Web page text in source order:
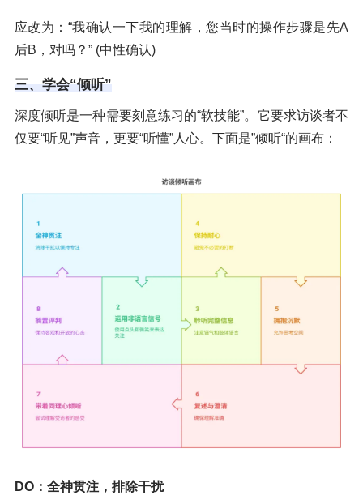
应改为：“我确认一下我的理解，您当时的操作步骤是先A
后B，对吗？” (中性确认)
三、学会“倾听”
深度倾听是一种需要刻意练习的“软技能”。它要求访谈者不
仅要“听见”声音，更要“听懂”人心。下面是”倾听“的画布：
DO：全神贯注，排除干扰